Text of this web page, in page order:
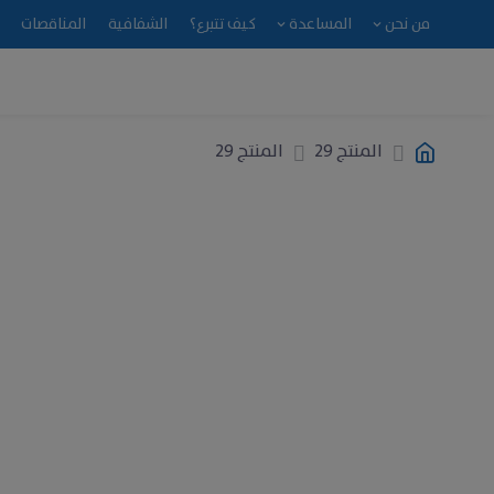
من نحن المساعدة كيف تتبرع؟ الشفافية المناقصات
المنتج 29 المنتج 29